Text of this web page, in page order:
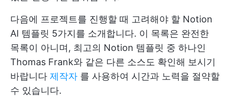
다음에 프로젝트를 진행할 때 고려해야 할 Notion
AI 템플릿 5가지를 소개합니다. 이 목록은 완전한
목록이 아니며, 최고의 Notion 템플릿 중 하나인
Thomas Frank와 같은 다른 소스도 확인해 보시기
바랍니다 제작자 를 사용하여 시간과 노력을 절약할
수 있습니다.